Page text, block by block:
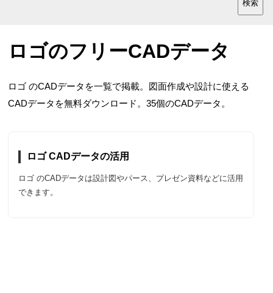
ロゴのフリーCADデータ
ロゴ のCADデータを一覧で掲載。図面作成や設計に使える
CADデータを無料ダウンロード。35個のCADデータ。
ロゴ CADデータの活用
ロゴ のCADデータは設計図やパース、プレゼン資料などに活用
できます。